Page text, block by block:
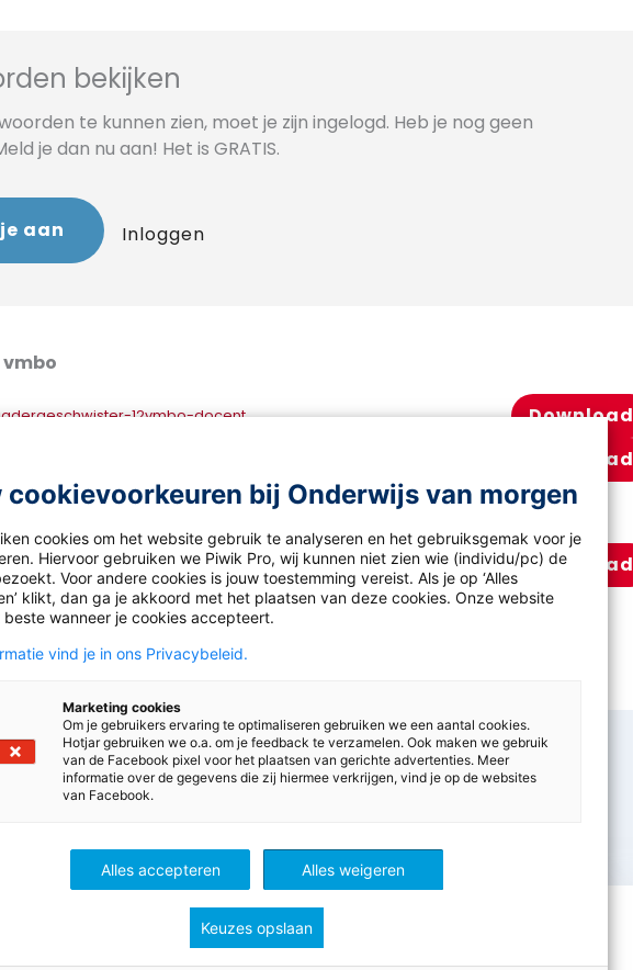
bekijken
te kunnen zien, moet je zijn ingelogd. Heb je nog geen
je dan nu aan! Het is GRATIS.
aan Inloggen
vmbo
12vmbo-docent Download
3vmbo-docent Download
vwo
12hv-docent Download
cookievoorkeuren bij Onderwijs van morgen
cookies om het website gebruik te analyseren en het gebruiksgemak voor je
Hiervoor gebruiken we Piwik Pro, wij kunnen niet zien wie (individu/pc) de
Voor andere cookies is jouw toestemming vereist. Als je op ‘Alles
klikt, dan ga je akkoord met het plaatsen van deze cookies. Onze website
wanneer je cookies accepteert.
vind je in ons Privacybeleid.
Marketing cookies
Om je gebruikers ervaring te optimaliseren gebruiken we een aantal cookies.
Hotjar gebruiken we o.a. om je feedback te verzamelen. Ook maken we gebruik
van de Facebook pixel voor het plaatsen van gerichte advertenties. Meer
informatie over de gegevens die zij hiermee verkrijgen, vind je op de websites
van Facebook.
Alles accepteren Alles weigeren
Keuzes opslaan